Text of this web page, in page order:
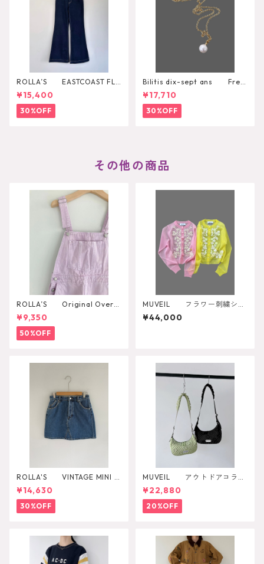
ROLLA’S EASTCOAST FLA
RE AVA
¥15,400
30%OFF
Bilitis dix-sept ans Fres
h Pearl Pendant
¥17,710
30%OFF
その他の商品
ROLLA’S Original Overal
l¥9,350
50%OFF
MUVEIL フラワー刺繍シア
ーカーディガン MA262KCD
001
¥44,000
ROLLA'S VINTAGE MINI D
AZZLER
¥14,630
30%OFF
MUVEIL アウトドアコラボ
ショルダーバッグ
¥22,880
20%OFF